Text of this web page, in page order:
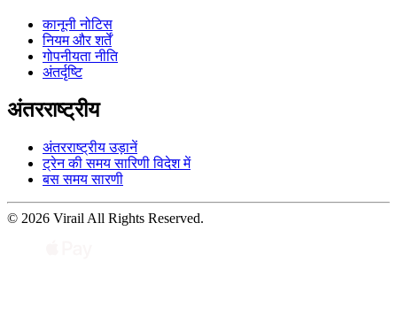
कानूनी नोटिस
नियम और शर्तें
गोपनीयता नीति
अंतर्दृष्टि
अंतरराष्ट्रीय
अंतरराष्ट्रीय उड़ानें
ट्रेन की समय सारिणी विदेश में
बस समय सारणी
© 2026 Virail All Rights Reserved.